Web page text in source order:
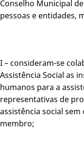
Conselho Municipal
pessoas e entidades,
I – consideram-se
Assistência Social as
humanos para a
representativas de
assistência social
membro;